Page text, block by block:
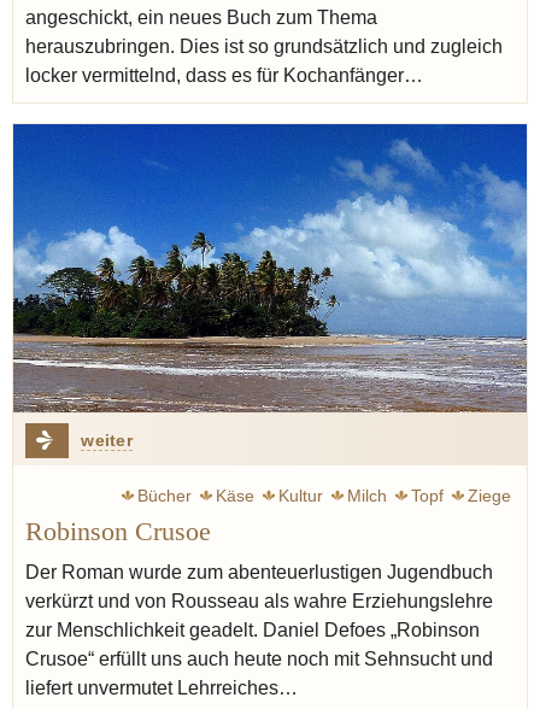
angeschickt, ein neues Buch zum Thema
herauszubringen. Dies ist so grundsätzlich und zugleich
locker vermittelnd, dass es für Kochanfänger…
weiter
Bücher Käse Kultur Milch Topf
Ziege
Robinson Crusoe
Der Roman wurde zum abenteuerlustigen Jugendbuch
verkürzt und von Rousseau als wahre Erziehungslehre
zur Menschlichkeit geadelt. Daniel Defoes „Robinson
Crusoe“ erfüllt uns auch heute noch mit Sehnsucht und
liefert unvermutet Lehrreiches…